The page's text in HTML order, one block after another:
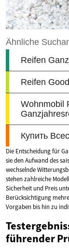
Die Entscheidung für
sie den Aufwand des
wechselnde
stehen zahlreiche
Sicherheit und Preis
Berücksichtigung
Vorgaben bis hin zu
führender